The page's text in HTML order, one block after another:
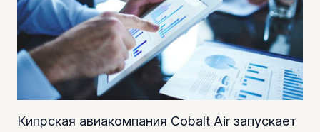
Кипрская авиакомпания Cobalt Air запускает